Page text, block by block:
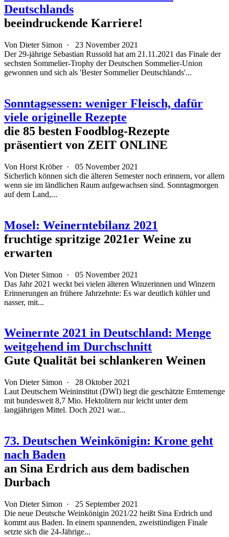
Deutschlands
beeindruckende Karriere!
Von Dieter Simon · 23 November 2021
Der 29-jährige Sebastian Russold hat am 21.11.2021 das Finale der
sechsten Sommelier-Trophy der Deutschen Sommelier-Union
gewonnen und sich als 'Bester Sommelier Deutschlands'...
Sonntagsessen: weniger Fleisch, dafür
viele originelle Rezepte
die 85 besten Foodblog-Rezepte
präsentiert von ZEIT ONLINE
Von Horst Kröber ·
05 November 2021
Sicherlich können sich die älteren Semester noch erinnern, vor allem
wenn sie im ländlichen Raum aufgewachsen sind. Sonntagmorgen
auf dem Land,...
Mosel: Weinerntebilanz 2021
fruchtige spritzige 2021er Weine zu
erwarten
Von Dieter Simon · 05 November 2021
Das Jahr 2021 weckt bei vielen älteren Winzerinnen und Winzern
Erinnerungen an frühere Jahrzehnte: Es war deutlich kühler und
nasser, mit...
Weinernte 2021 in Deutschland: Menge
weitgehend im Durchschnitt
Gute Qualität bei schlankeren Weinen
Von Dieter Simon · 28 Oktober 2021
Laut Deutschem Weininstitut (DWI) liegt die geschätzte Erntemenge
mit bundesweit 8,7 Mio. Hektolitern nur leicht unter dem
langjährigen Mittel. Doch 2021 war...
73. Deutschen Weinkönigin: Krone geht
nach Baden
an Sina Erdrich aus dem badischen
Durbach
Von Dieter Simon · 25 September 2021
Die neue Deutsche Weinkönigin 2021/22 heißt Sina Erdrich und
kommt aus Baden. In einem spannenden, zweistündigen Finale
setzte sich die 24-Jährige...